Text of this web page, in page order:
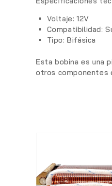
Voltaje: 12V
Compatibilidad:
Tipo: Bifásica
Esta bobina es una
otros componentes